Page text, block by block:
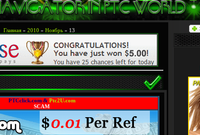
Главная » 2010 » Ноябрь » 13
PTCclick.com & Ptc2U.com
SCAM